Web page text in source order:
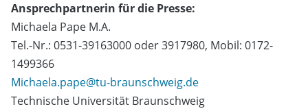
Ansprechpartnerin für die Presse:
Michaela Pape M.A.
Tel.-Nr.: 0531-39163000 oder 3917980, Mobil: 0172-
1499366
Michaela.pape@tu-braunschweig.de
Technische Universität Braunschweig